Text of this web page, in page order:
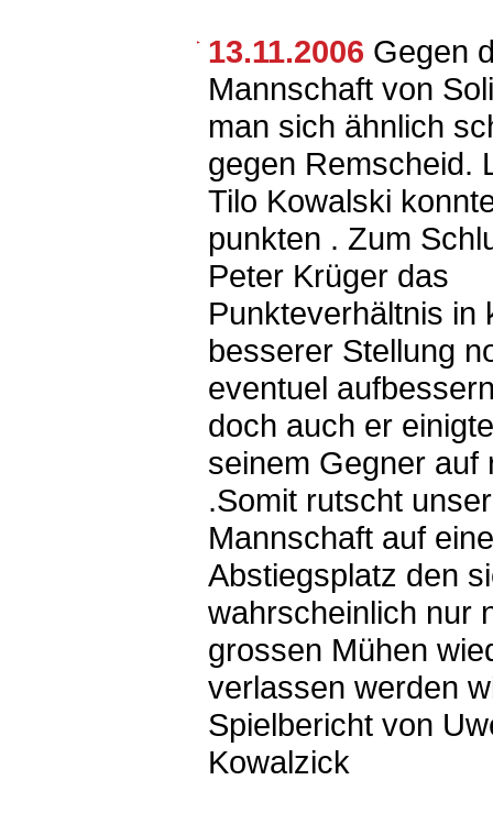
13.11.2006 Gegen
Mannschaft von
man sich ähnlich
gegen Remscheid.
Tilo Kowalski
punkten . Zum
Peter Krüger das
Punkteverhältnis in
besserer Stellung
eventuel
doch auch er
seinem Gegner auf
.Somit rutscht
Mannschaft auf
Abstiegsplatz den
wahrscheinlich nur
grossen Mühen
verlassen werden
Spielbericht von
Kowalzick